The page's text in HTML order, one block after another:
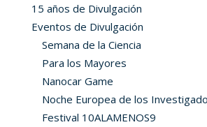
15 años de Divulgación
Eventos de Divulgación
Semana de la Ciencia
Para los Mayores
Nanocar Game
Noche Europea de los
Festival 10ALAMENOS9